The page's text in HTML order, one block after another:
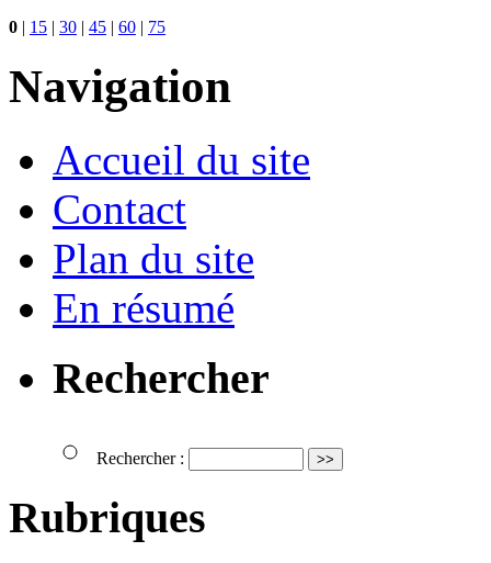
0 | 15 | 30 | 45 | 60 | 75
Navigation
Accueil du site
Contact
Plan du site
En résumé
Rechercher
Rechercher :
Rubriques